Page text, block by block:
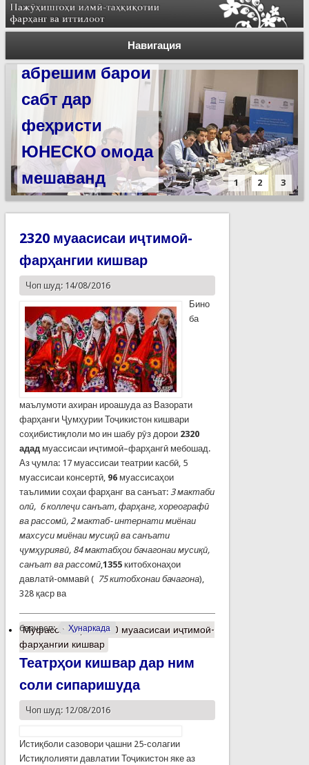
Навигация
Силсилаи
ёдгориҳои роҳи
абрешим барои
сабт дар
феҳристи
ЮНЕСКО омода
мешаванд
1 2 3
2320 муаасисаи иҷтимоӣ-
фарҳангии кишвар
Чоп шуд: 14/08/2016
Бино
ба
маълумоти ахиран ироашуда аз Вазорати
фарҳанги Ҷумҳурии Тоҷикистон кишвари
соҳибистиқлоли мо ин шабу рӯз дорои 2320
ададмуассисаи иҷтимоӣ–фарҳангӣ мебошад.
Аз ҷумла: 17 муассисаи театрии касбӣ, 5
муассисаи консертӣ, 96муассисаҳои
таълимии соҳаи фарҳанг ва санъат: 3 мактаби
олӣ, 6 коллеҷи санъат, фарҳанг, хореографӣ
ва рассомӣ, 2 мактаб- интернати миёнаи
махсуси миёнаи мусиқӣ ва санъати
ҷумҳуриявӣ, 84 мактабҳои бачагонаи мусиқӣ,
санъат ва рассомӣ,1355китобхонаҳои
давлатӣ-оммавӣ ( 75 китобхонаи бачагона),
328 қаср ва
барчасп: Ҳунаркада
Муфассалтаро 2320 муаасисаи иҷтимоӣ-
фарҳангии кишвар
Театрҳои кишвар дар ним
соли сипаришуда
Чоп шуд: 12/08/2016
Истиқболи сазовори ҷашни 25-солагии
Истиқлолияти давлатии Тоҷикистон яке аз